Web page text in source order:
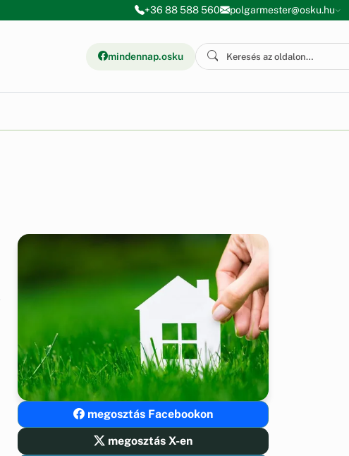
+36 88 588 560 polgarmester@osku.hu
mindennap.osku
megosztás Facebookon
megosztás X-en